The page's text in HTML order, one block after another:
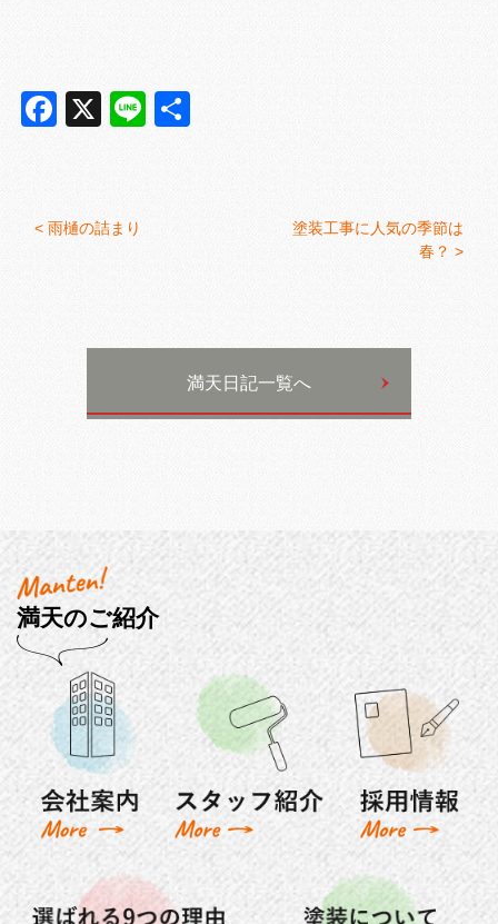
Facebook
X Line
< 雨樋の詰まり
塗装工事に人気の季節は
春？ >
満天日記一覧へ
満天のご紹介